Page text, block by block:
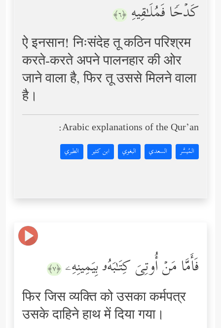
كَدۡحࣰا فَمُلَـٰقِیهِ ﴿٦﴾
ऐ इनसान! निःसंदेह तू कठिन परिश्रम
करते-करते अपने पालनहार की ओर
जाने वाला है, फिर तू उससे मिलने वाला
है।
Arabic explanations of the Qur’an:
المُيسَّر السعدي البغوي ابن كثير الطبري
فَأَمَّا مَنۡ أُوتِیَ كِتَـٰبَهُۥ بِیَمِینِهِۦ ﴿٧﴾
फिर जिस व्यक्ति को उसका कर्मपत्र
उसके दाहिने हाथ में दिया गया।